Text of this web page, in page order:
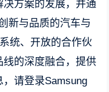
方案的发展，并通
新与品质的汽车与
统、开放的合作伙
的深度融合，提供
请登录Samsung